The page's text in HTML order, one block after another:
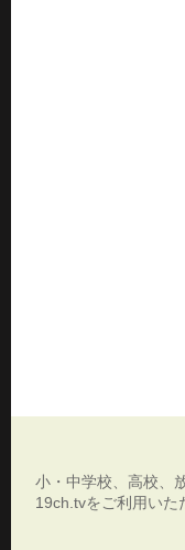
小・中学校、高校、
19ch.tvをご利用いた